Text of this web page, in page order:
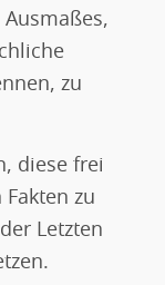
zu
diese frei
zu
Letzten